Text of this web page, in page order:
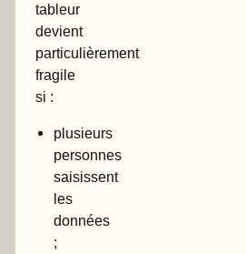
tableur
devient
particulièrement
fragile
si :
plusieurs
personnes
saisissent
les
données
;